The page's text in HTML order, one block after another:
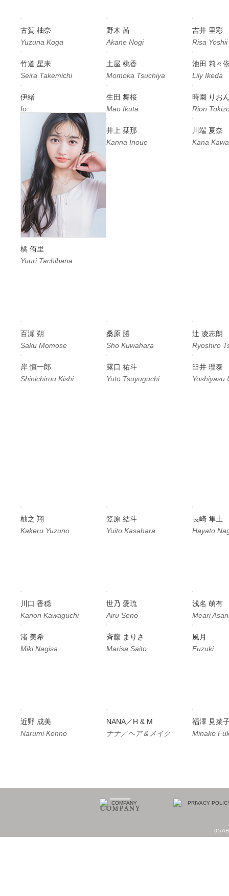
古賀 柚奈
Yuzuna Koga
野木 茜
Akane Nogi
吉井 里彩
Risa Yoshii
竹道 星来
Seira Takemichi
土屋 桃香
Momoka Tsuchiya
池田 莉々
Lily Ikeda
伊緒
Io
生田 舞桜
Mao Ikuta
時園 りお
Rion
橘 侑里
Yuuri Tachibana
井上 栞那
Kanna Inoue
川端 夏奈
Kana
百瀬 朔
Saku Momose
桑原 勝
Sho Kuwahara
辻 凌志朗
Ryoshiro
岸 慎一郎
Shinichirou Kishi
露口 祐斗
Yuto Tsuyuguchi
臼井 理泰
Yoshiyasu
柚之 翔
Kakeru Yuzuno
笠原 結斗
Yuito Kasahara
長崎 隼土
Hayato
川口 香穏
Kanon Kawaguchi
世乃 愛琉
Airu Seno
浅名 萌有
Meari
渚 美希
Miki Nagisa
⻫藤 まりさ
Marisa Saito
風月
Fuzuki
近野 成美
Narumi Konno
NANA／H & M
ナナ／ヘア＆メイク
福澤 見菜
Minako
(C)